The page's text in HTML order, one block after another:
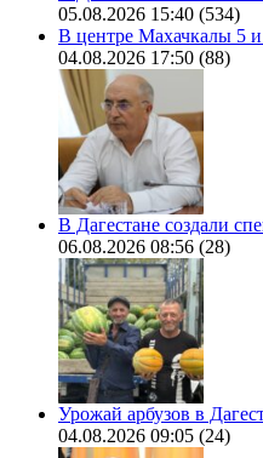
05.08.2026 15:40 (534)
В центре Махачкалы 5
04.08.2026 17:50 (88)
В Дагестане создали
06.08.2026 08:56 (28)
Урожай арбузов в
04.08.2026 09:05 (24)